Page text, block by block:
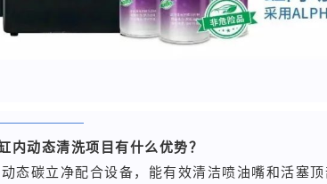
内动态清洗项目有什么优势？
态碳立净配合设备，能有效清洁喷油嘴和活塞